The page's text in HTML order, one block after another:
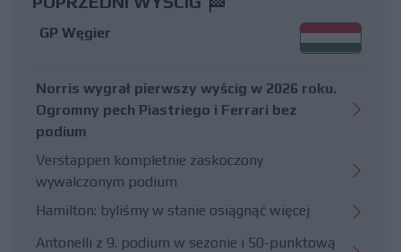
GP Węgier
Norris wygrał pierwszy wyścig w 2026 roku.
Ogromny pech Piastriego i Ferrari bez
podium
Verstappen kompletnie zaskoczony
wywalczonym podium
Hamilton: byliśmy w stanie osiągnąć więcej
Antonelli z 9. podium w sezonie i 50-punktową